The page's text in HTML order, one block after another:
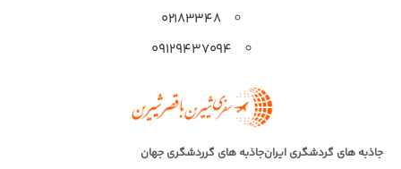
۰۲۱۸۳۳۴۸
۰۹۱۲۹۴۳۷۰۹۴
جاذبه های گردشگری ایرانجاذبه های گرردشگری جهان